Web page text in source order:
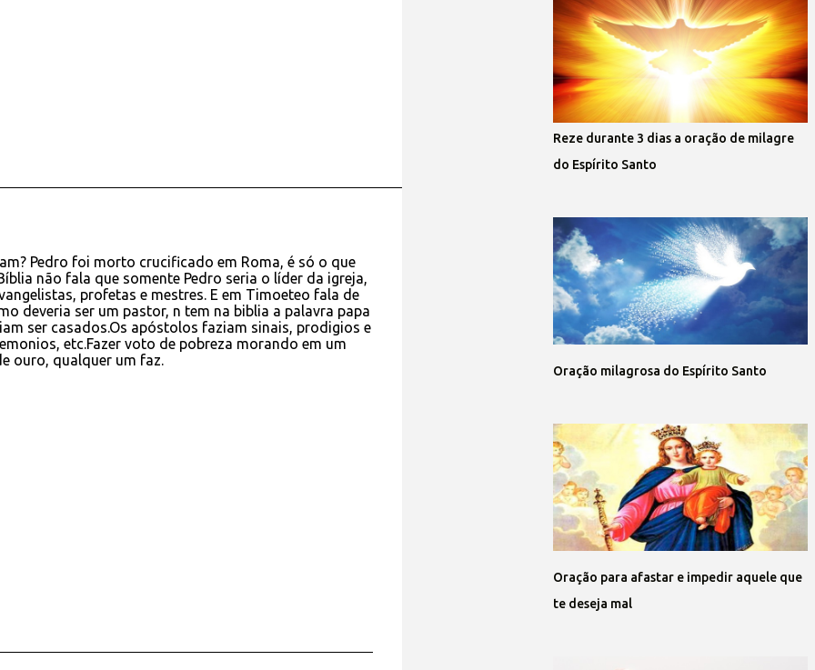
Pedro foi morto crucificado em Roma, é só o que
não fala que somente Pedro seria o líder da igreja,
profetas e mestres. E em Timoeteo fala de
deveria ser um pastor, n tem na biblia a palavra papa
ser casados.Os apóstolos faziam sinais, prodigios e
etc.Fazer voto de pobreza morando em um
ouro, qualquer um faz.
Reze durante 3 dias a oração de milagre
do Espírito Santo
Oração milagrosa do Espírito Santo
Oração para afastar e impedir aquele que
te deseja mal